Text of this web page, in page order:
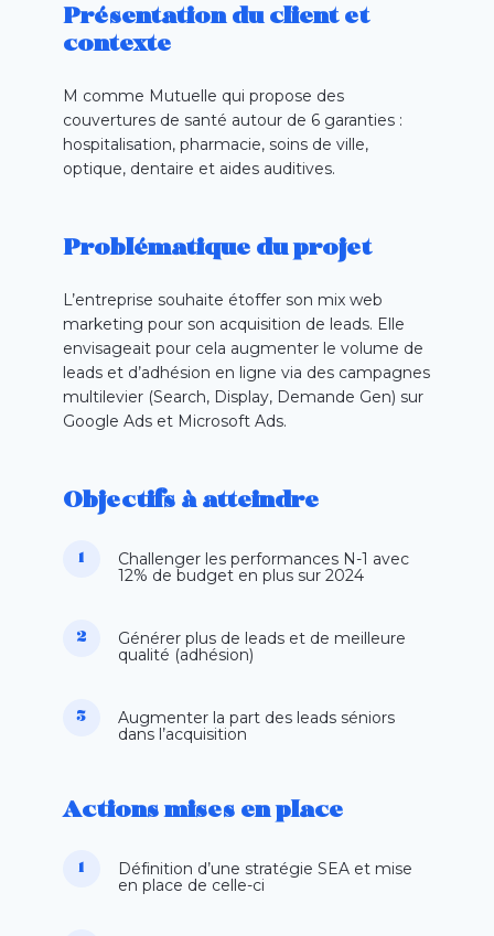
Présentation du client et
contexte
M comme Mutuelle qui propose des
couvertures de santé autour de 6 garanties :
hospitalisation, pharmacie, soins de ville,
optique, dentaire et aides auditives.
Problématique du projet
L’entreprise souhaite étoffer son mix web
marketing pour son acquisition de leads. Elle
envisageait pour cela augmenter le volume de
leads et d’adhésion en ligne via des campagnes
multilevier (Search, Display, Demande Gen) sur
Google Adset Microsoft Ads.
Objectifs à atteindre
Challenger les performances N-1 avec
12% de budget en plus sur 2024
Générer plus de leads et de meilleure
qualité (adhésion)
Augmenter la part des leads séniors
dans l’acquisition
Actions mises en place
Définition d’une stratégie SEA et mise
en place de celle-ci